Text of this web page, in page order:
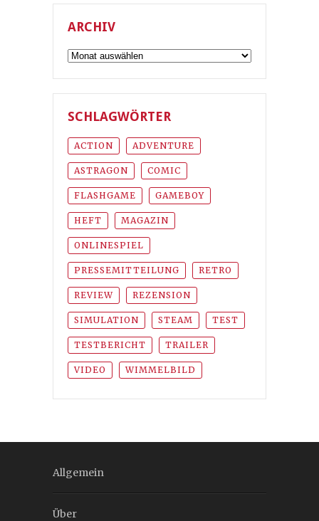
ARCHIV
Archiv
SCHLAGWÖRTER
ACTION ADVENTURE
ASTRAGON COMIC
FLASHGAME GAMEBOY
HEFT MAGAZIN
ONLINESPIEL
PRESSEMITTEILUNG RETRO
REVIEW REZENSION
SIMULATION STEAM TEST
TESTBERICHT TRAILER
VIDEO WIMMELBILD
Allgemein
Über